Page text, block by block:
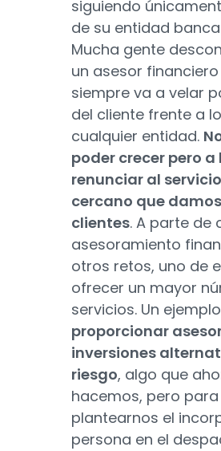
siguiendo
de su entidad
Mucha gente
un asesor
siempre va a velar
del cliente frente a
cualquier entidad.
poder crecer pero a
renunciar al
cercano que
clientes. A parte de
asesoramiento
otros retos, uno de
ofrecer un mayor
servicios. Un
proporcionar
inversiones
riesgo, algo que
hacemos, pero
plantearnos el
persona en el